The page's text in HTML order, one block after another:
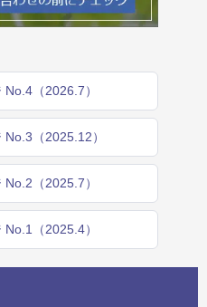
（2026.7）
（2025.12）
（2025.7）
（2025.4）